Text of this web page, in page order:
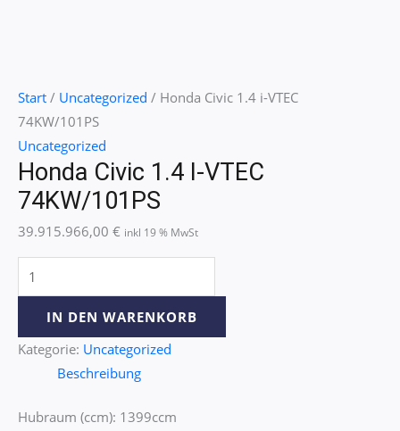
Start / Uncategorized / Honda Civic 1.4 i-VTEC
74KW/101PS
Uncategorized
Honda Civic 1.4 I-VTEC
74KW/101PS
39.915.966,00 € inkl 19 % MwSt
IN DEN WARENKORB
Kategorie: Uncategorized
Beschreibung
Hubraum (ccm): 1399ccm